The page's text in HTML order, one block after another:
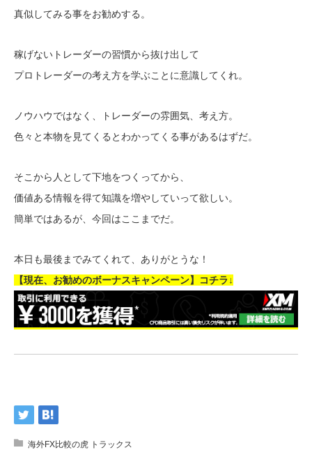
真似してみる事をお勧めする。
稼げないトレーダーの習慣から抜け出して
プロトレーダーの考え方を学ぶことに意識してくれ。
ノウハウではなく、トレーダーの雰囲気、考え方。
色々と本物を見てくるとわかってくる事があるはずだ。
そこから人として下地をつくってから、
価値ある情報を得て知識を増やしていって欲しい。
簡単ではあるが、今回はここまでだ。
本日も最後までみてくれて、ありがとうな！
【現在、お勧めのボーナスキャンペーン】コチラ↓
海外FX比較の虎 トラックス